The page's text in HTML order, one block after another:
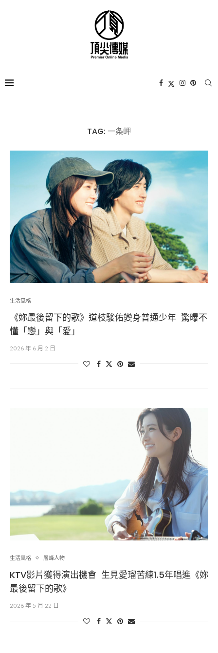
TAG: 一条岬
生活風格
《妳最後留下的歌》道枝駿佑變身普通少年 驚曝不
懂「戀」與「愛」
2026 年 6 月 2 日
生活風格 層峰⼈物
KTV影片獲得演出機會 生見愛瑠苦練1.5年唱進《妳
最後留下的歌》
2026 年 5 月 22 日